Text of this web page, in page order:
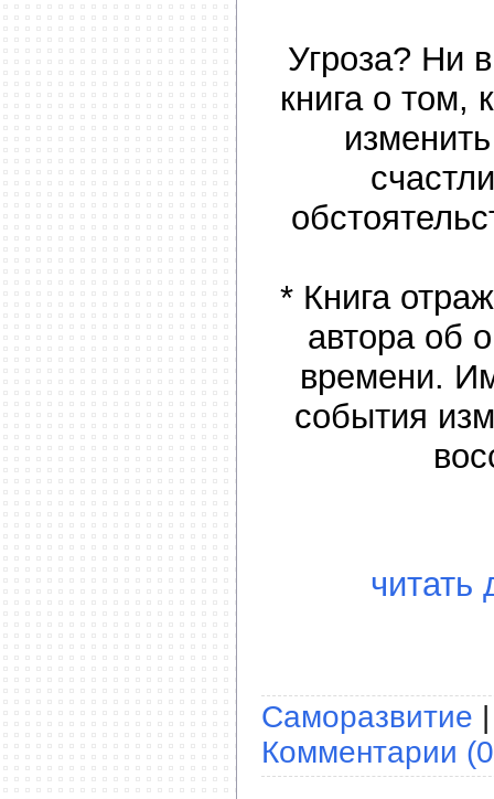
Угроза? Ни
книга о том,
* Книга
автора об
времени.
события
читать
Саморазвитие
Комментарии